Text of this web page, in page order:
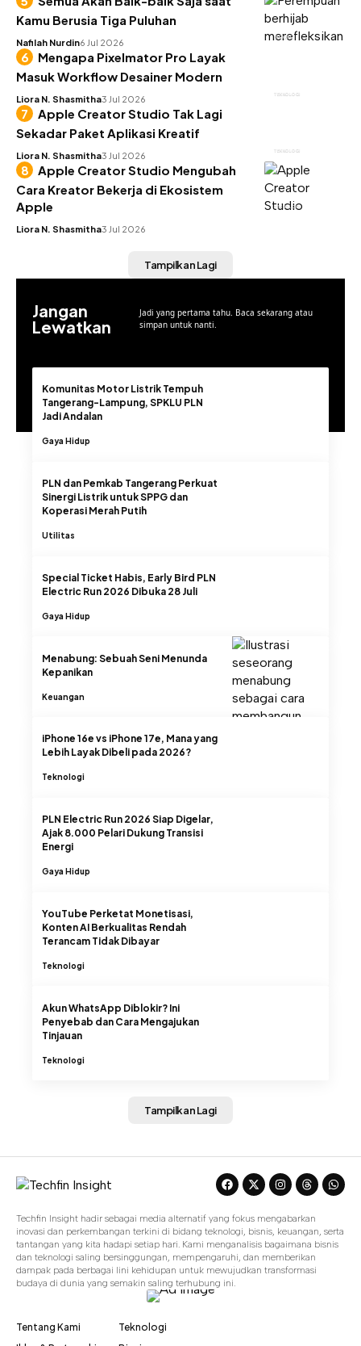
INSIGHT
Kamu Berusia Tiga Puluhan
Nafilah Nurdin6 Jul 2026
TEKNOLOGI
Mengapa Pixelmator Pro Layak
Masuk Workflow Desainer Modern
Liora N. Shasmitha3 Jul 2026
TEKNOLOGI
Apple Creator Studio Tak Lagi
Sekadar Paket Aplikasi Kreatif
Liora N. Shasmitha3 Jul 2026
TEKNOLOGI
Apple Creator Studio Mengubah
Cara Kreator Bekerja di Ekosistem
Apple
Liora N. Shasmitha3 Jul 2026
Tampilkan Lagi
Jangan
Lewatkan
Jadi yang pertama tahu. Baca sekarang atau
simpan untuk nanti.
Komunitas Motor Listrik Tempuh
Tangerang-Lampung, SPKLU PLN
Jadi Andalan
Gaya Hidup
PLN dan Pemkab Tangerang Perkuat
Sinergi Listrik untuk SPPG dan
Koperasi Merah Putih
Utilitas
Special Ticket Habis, Early Bird PLN
Electric Run 2026 Dibuka 28 Juli
Gaya Hidup
Menabung: Sebuah Seni Menunda
Kepanikan
Keuangan
iPhone 16e vs iPhone 17e, Mana yang
Lebih Layak Dibeli pada 2026?
Teknologi
PLN Electric Run 2026 Siap Digelar,
Ajak 8.000 Pelari Dukung Transisi
Energi
Gaya Hidup
YouTube Perketat Monetisasi,
Konten AI Berkualitas Rendah
Terancam Tidak Dibayar
Teknologi
Akun WhatsApp Diblokir? Ini
Penyebab dan Cara Mengajukan
Tinjauan
Teknologi
Tampilkan Lagi
Techfin Insight hadir sebagai media alternatif yang fokus mengabarkan
inovasi dan perkembangan terkini di bidang teknologi, bisnis, keuangan, serta
tantangan yang kita hadapi setiap hari. Kami menganalisis bagaimana bisnis
dan teknologi saling bersinggungan, mempengaruhi, dan memberikan
dampak pada berbagai lini kehidupan untuk mewujudkan transformasi
budaya di dunia yang semakin saling terhubung ini.
Tentang Kami
Teknologi